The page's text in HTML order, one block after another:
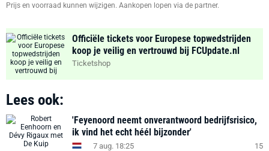
Prijs en voorraad kunnen wijzigen. Aankopen lopen via de partner.
Officiële tickets voor Europese topwedstrijden
koop je veilig en vertrouwd bij FCUpdate.nl
Ticketshop
Lees ook:
'Feyenoord neemt onverantwoord bedrijfsrisico,
ik vind het echt héél bijzonder'
7 aug. 18:25 15